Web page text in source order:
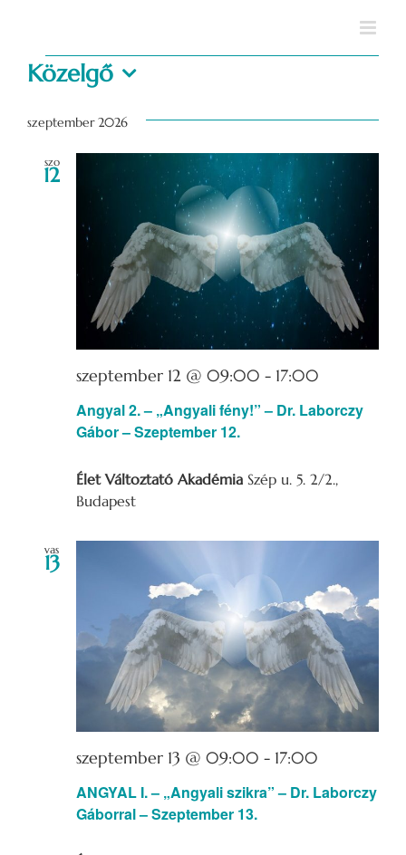
Események
Közelgő
kiválasztása.
szeptember 2026
szo
12
Angyal 2. – „Angyali fény!” – Dr. Laborczy
Gábor – Szeptember 12.
szeptember 12 @ 09:00 - 17:00
Élet Változtató Akadémia Szép u. 5. 2/2.,
Budapest
vas
13
ANGYAL I. – „Angyali szikra” – Dr. Laborczy
Gáborral – Szeptember 13.
szeptember 13 @ 09:00 - 17:00